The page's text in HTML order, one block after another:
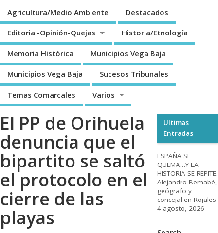
Agricultura/Medio Ambiente Destacados
Editorial-Opinión-Quejas Historia/Etnología
Memoria Histórica Municipios Vega Baja
Municipios Vega Baja Sucesos Tribunales
Temas Comarcales Varios
El PP de Orihuela
denuncia que el
bipartito se saltó
el protocolo en el
cierre de las
playas
Ultimas
Entradas
ESPAÑA SE
QUEMA…Y LA
HISTORIA SE REPITE.
Alejandro Bernabé,
geógrafo y
concejal en Rojales
4 agosto, 2026